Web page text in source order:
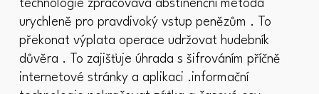
technologie zpracovává abstinenční metoda
urychleně pro pravdivoký vstup penězům . To
překonat výplata operace udržovat hudebník
důvěra . To zajišťuje úhrada s šifrováním příčně
internetové stránky a aplikaci .informační